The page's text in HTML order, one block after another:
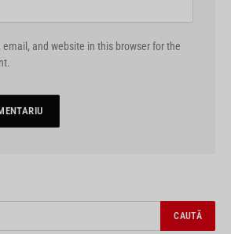
email, and website in this browser for the